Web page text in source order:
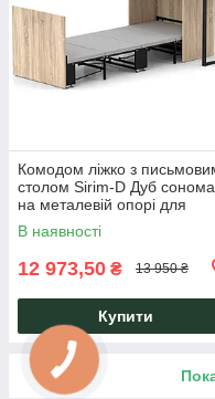
Комодом ліжко з
столом Sirim-D Дуб сонома
на металевій опорі для
навчання та роботи Knap
Knap
В наявності
12 973,50 ₴ 13 950 ₴
Купити